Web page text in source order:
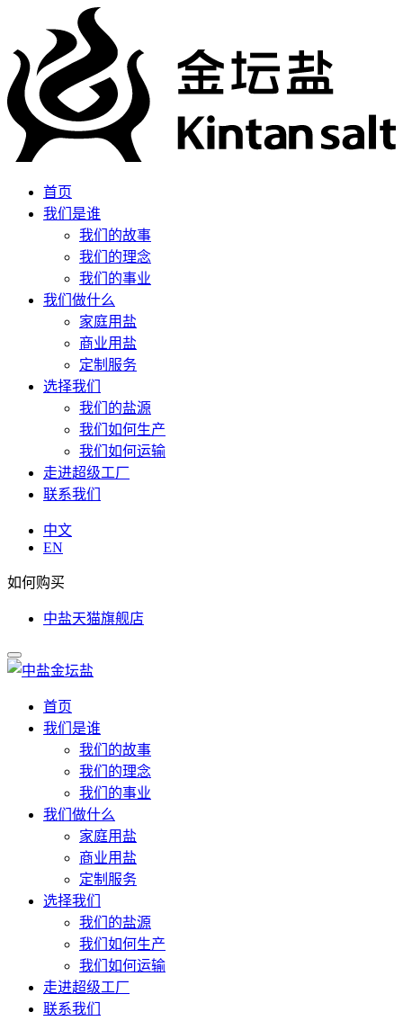
首页
我们是谁
我们的故事
我们的理念
我们的事业
我们做什么
家庭用盐
商业用盐
定制服务
选择我们
我们的盐源
我们如何生产
我们如何运输
走进超级工厂
联系我们
中文
EN
如何购买
中盐天猫旗舰店
首页
我们是谁
我们的故事
我们的理念
我们的事业
我们做什么
家庭用盐
商业用盐
定制服务
选择我们
我们的盐源
我们如何生产
我们如何运输
走进超级工厂
联系我们